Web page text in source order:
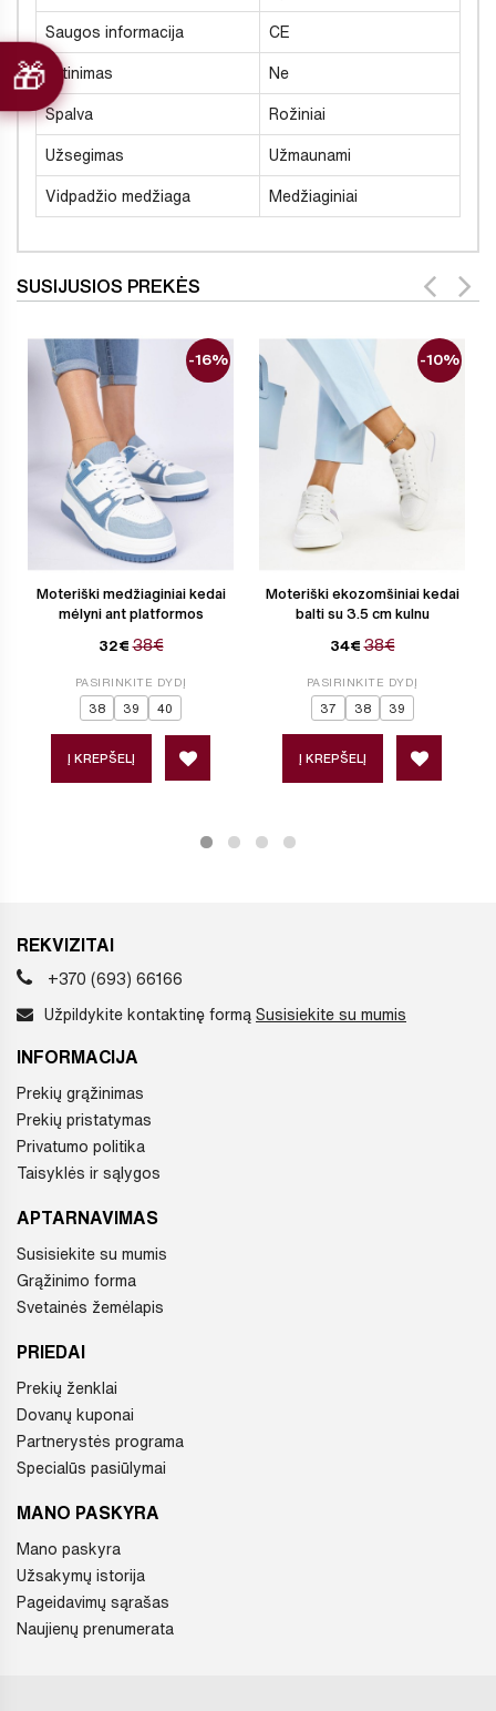
Saugos informacija CE
Šiltinimas Ne
Spalva Rožiniai
Užsegimas Užmaunami
Vidpadžio medžiaga Medžiaginiai
SUSIJUSIOS PREKĖS
Moteriški medžiaginiai kedai
mėlyni ant platformos
32€ 38€
-16%
PASIRINKITE DYDĮ
38 39 40
Į KREPŠELĮ
Moteriški ekozomšiniai kedai
balti su 3.5 cm kulnu
34€ 38€
-10%
PASIRINKITE DYDĮ
37 38 39
Į KREPŠELĮ
REKVIZITAI
+370 (693) 66166
Užpildykite kontaktinę formą Susisiekite su mumis
INFORMACIJA
Prekių grąžinimas
Prekių pristatymas
Privatumo politika
Taisyklės ir sąlygos
APTARNAVIMAS
Susisiekite su mumis
Grąžinimo forma
Svetainės žemėlapis
PRIEDAI
Prekių ženklai
Dovanų kuponai
Partnerystės programa
Specialūs pasiūlymai
MANO PASKYRA
Mano paskyra
Užsakymų istorija
Pageidavimų sąrašas
Naujienų prenumerata